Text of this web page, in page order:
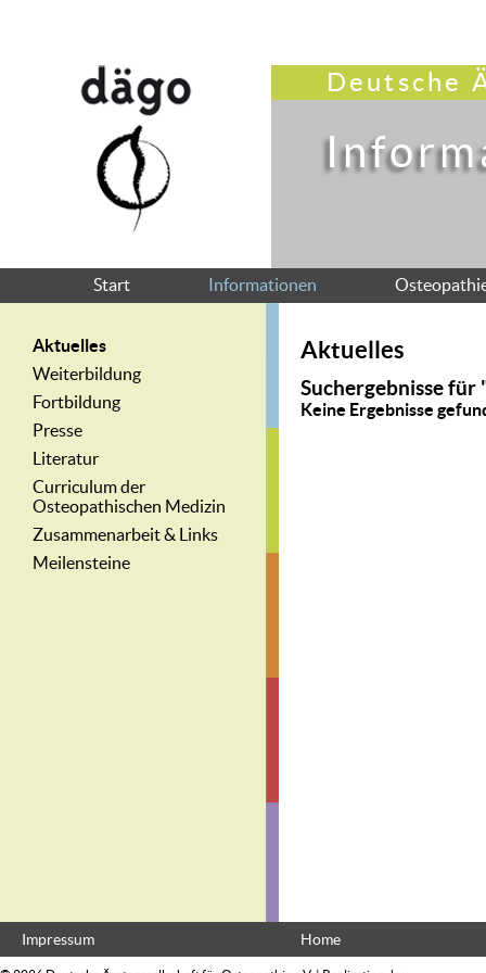
Deutsche
Start Informationen
Aktuelles
Weiterbildung
Fortbildung
Presse
Literatur
Curriculum der
Osteopathischen Medizin
Zusammenarbeit & Links
Meilensteine
Aktuelles
Suchergebnisse
Keine Ergebnisse
Impressum Home